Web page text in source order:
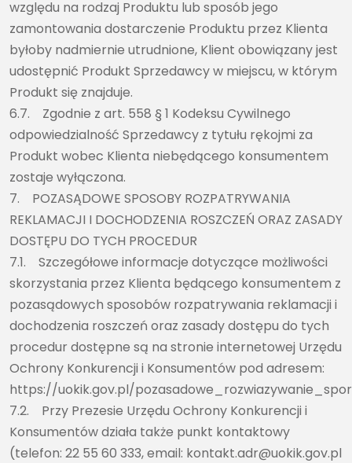
względu na rodzaj Produktu lub sposób jego
zamontowania dostarczenie Produktu przez Klienta
byłoby nadmiernie utrudnione, Klient obowiązany jest
udostępnić Produkt Sprzedawcy w miejscu, w którym
Produkt się znajduje.
6.7. Zgodnie z art. 558 § 1 Kodeksu Cywilnego
odpowiedzialność Sprzedawcy z tytułu rękojmi za
Produkt wobec Klienta niebędącego konsumentem
zostaje wyłączona.
7. POZASĄDOWE SPOSOBY ROZPATRYWANIA
REKLAMACJI I DOCHODZENIA ROSZCZEŃ ORAZ ZASADY
DOSTĘPU DO TYCH PROCEDUR
7.1. Szczegółowe informacje dotyczące możliwości
skorzystania przez Klienta będącego konsumentem z
pozasądowych sposobów rozpatrywania reklamacji i
dochodzenia roszczeń oraz zasady dostępu do tych
procedur dostępne są na stronie internetowej Urzędu
Ochrony Konkurencji i Konsumentów pod adresem:
https://uokik.gov.pl/
7.2. Przy Prezesie Urzędu Ochrony Konkurencji i
Konsumentów działa także punkt kontaktowy
(telefon: 22 55 60 333, email: kontakt.adr@uokik.gov.pl